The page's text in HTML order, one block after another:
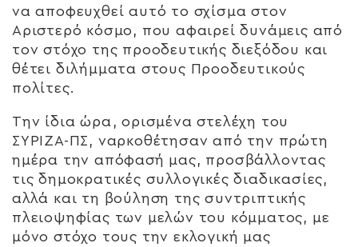
να αποφευχθεί αυτό το σχίσμα στον
Αριστερό κόσμο, που αφαιρεί δυνάμεις από
τον στόχο της προοδευτικής διεξόδου και
θέτει διλήμματα στους Προοδευτικούς
πολίτες.
Την ίδια ώρα, ορισμένα στελέχη του
ΣΥΡΙΖΑ-ΠΣ, ναρκοθέτησαν από την πρώτη
ημέρα την απόφασή μας, προσβάλλοντας
τις δημοκρατικές συλλογικές διαδικασίες,
αλλά και τη βούληση της συντριπτικής
πλειοψηφίας των μελών του κόμματος, με
μόνο στόχο τους την εκλογική μας